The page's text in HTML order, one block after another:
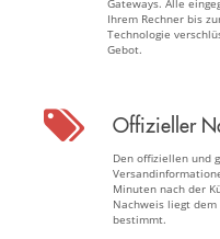
Ihrem Rechner bis
Technologie
Gebot.
Offizieller
Den offiziellen und
Minuten nach der
Nachweis liegt
bestimmt.